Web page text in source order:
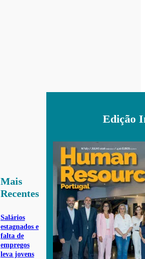
Mais
Recentes
Salários
estagnados e
falta de
empregos
leva jovens
Edição